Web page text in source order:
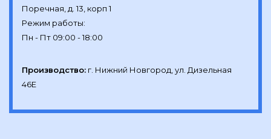
Поречная, д. 13, корп 1
Режим работы:
Производство: г. Нижний Новгород, ул. Дизельная
46Е